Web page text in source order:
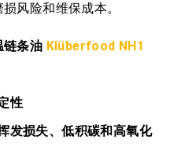
风险和维保成本。
链条油 Klüberfood NH1
性
发损失、低积碳和高氧化